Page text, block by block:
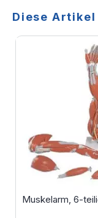
Diese
Muskelarm, 6-